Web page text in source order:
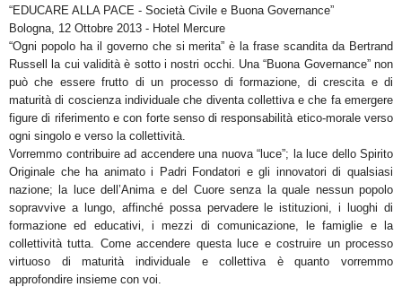
“EDUCARE ALLA PACE - Società Civile e Buona Governance”
Bologna, 12 Ottobre 2013 - Hotel Mercure
“Ogni popolo ha il governo che si merita” è la frase scandita da Bertrand
Russell la cui validità è sotto i nostri occhi. Una “Buona Governance” non
può che essere frutto di un processo di formazione, di crescita e di
maturità di coscienza individuale che diventa collettiva e che fa emergere
figure di riferimento e con forte senso di responsabilità etico-morale verso
ogni singolo e verso la collettività.
Vorremmo contribuire ad accendere una nuova “luce”; la luce dello Spirito
Originale che ha animato i Padri Fondatori e gli innovatori di qualsiasi
nazione; la luce dell’Anima e del Cuore senza la quale nessun popolo
sopravvive a lungo, affinché possa pervadere le istituzioni, i luoghi di
formazione ed educativi, i mezzi di comunicazione, le famiglie e la
collettività tutta. Come accendere questa luce e costruire un processo
virtuoso di maturità individuale e collettiva è quanto vorremmo
approfondire insieme con voi.